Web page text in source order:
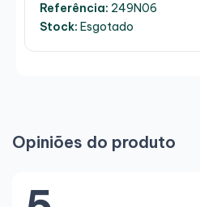
Referência: 249N06
Stock: Esgotado
Opiniões do produto